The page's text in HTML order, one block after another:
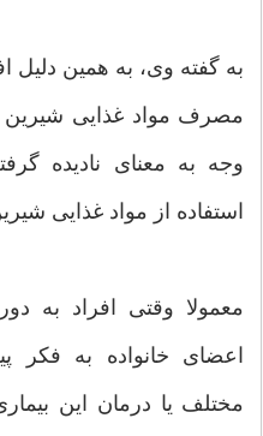
به گفته وی، به همین دلیل
مصرف مواد غذایی شیرین
وجه به معنای نادیده
استفاده از مواد غذایی
معمولا وقتی افراد به
اعضای خانواده به فكر
مختلف یا درمان این